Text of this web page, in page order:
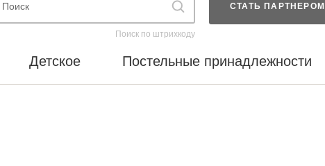
Поиск по штрихкоду
СТАТЬ ПАРТНЕРОМ
Детское Постельные принадлежности